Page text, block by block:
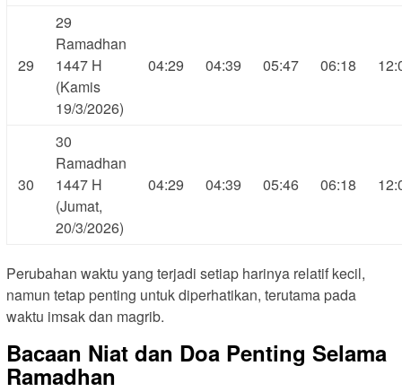
29
29
Ramadhan
1447 H
(Kamis
19/3/2026)
04:29 04:39 05:47 06:18
30
30
Ramadhan
1447 H
(Jumat,
20/3/2026)
04:29 04:39 05:46 06:18
Perubahan waktu yang terjadi setiap harinya relatif kecil,
namun tetap penting untuk diperhatikan, terutama pada
waktu imsak dan magrib.
Bacaan Niat dan Doa Penting Selama
Ramadhan